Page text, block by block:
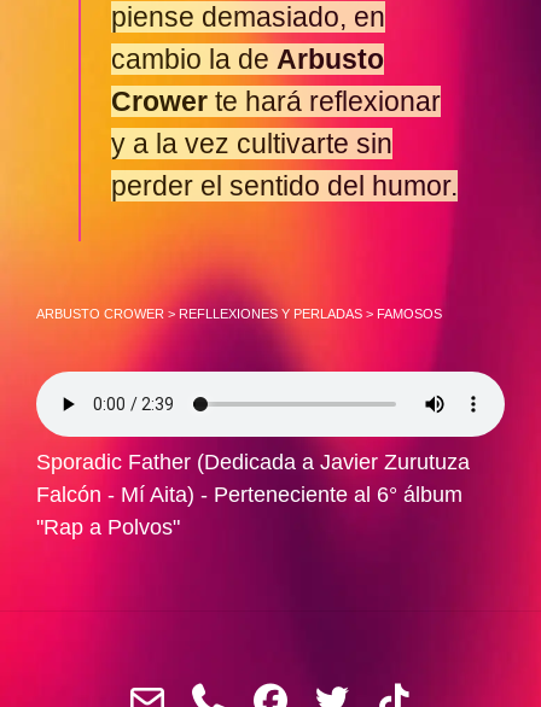
piense demasiado, en
cambio la deArbusto
Crower te hará reflexionar
y a la vez cultivarte sin
perder el sentido del humor.
ARBUSTO CROWER > REFLLEXIONES Y PERLADAS > FAMOSOS
Sporadic Father (Dedicada a Javier Zurutuza
Falcón - Mí Aita) - Perteneciente al 6° álbum
"Rap a Polvos"